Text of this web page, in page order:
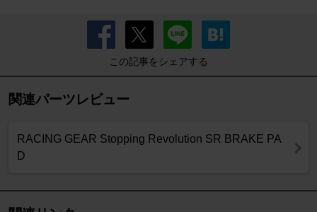
この記事をシェアする
関連パーツレビュー
RACING GEAR Stopping Revolution SR BRAKE PA
D